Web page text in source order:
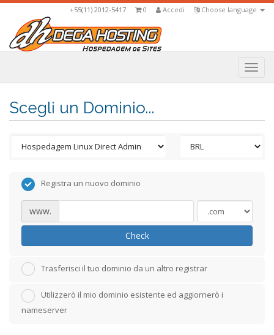
Choose language
Accedi
0
+55(11) 2012-5417
Scegli un Dominio...
Registra un nuovo dominio
www.
Check
Trasferisci il tuo dominio da un altro registrar
Utilizzerò il mio dominio esistente ed aggiornerò i
nameserver